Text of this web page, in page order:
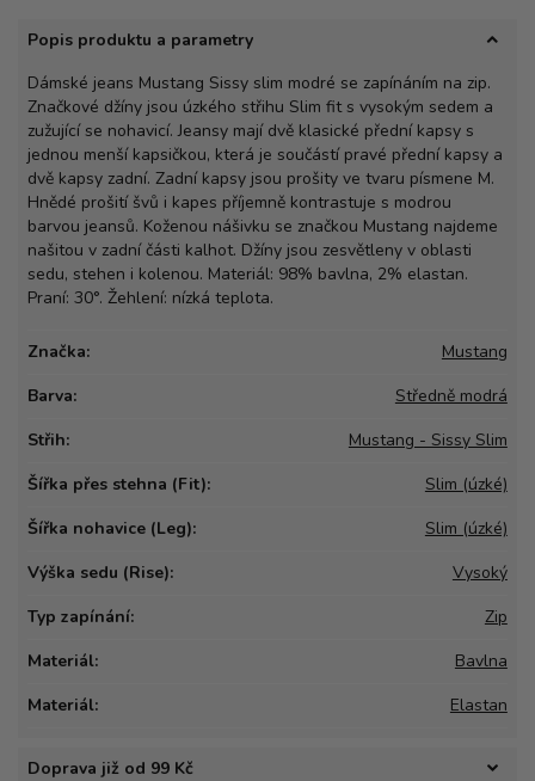
Popis produktu a parametry
Dámské jeans Mustang Sissy slim modré se zapínáním na zip.
Značkové džíny jsou úzkého střihu Slim fit s vysokým sedem a
zužující se nohavicí. Jeansy mají dvě klasické přední kapsy s
jednou menší kapsičkou, která je součástí pravé přední kapsy a
dvě kapsy zadní. Zadní kapsy jsou prošity ve tvaru písmene M.
Hnědé prošití švů i kapes příjemně kontrastuje s modrou
barvou jeansů. Koženou nášivku se značkou Mustang najdeme
našitou v zadní části kalhot. Džíny jsou zesvětleny v oblasti
sedu, stehen i kolenou. Materiál: 98% bavlna, 2% elastan.
Praní: 30°. Žehlení: nízká teplota.
Značka:
Mustang
Barva:
Středně modrá
Střih:
Mustang - Sissy Slim
Šířka přes stehna (Fit):
Slim (úzké)
Šířka nohavice (Leg):
Slim (úzké)
Výška sedu (Rise):
Vysoký
Typ zapínání:
Zip
Materiál:
Bavlna
Materiál:
Elastan
Doprava již od 99 Kč